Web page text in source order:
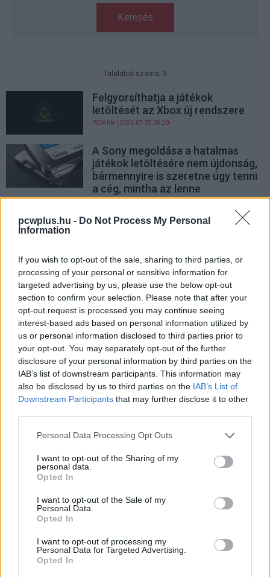
pcwplus.hu - Do Not Process My Personal
Information
If you wish to opt-out of the sale, sharing to third parties, or
processing of your personal or sensitive information for
targeted advertising by us, please use the below opt-out
section to confirm your selection. Please note that after your
opt-out request is processed you may continue seeing
interest-based ads based on personal information utilized by
us or personal information disclosed to third parties prior to
your opt-out. You may separately opt-out of the further
disclosure of your personal information by third parties on the
IAB’s list of downstream participants. This information may
also be disclosed by us to third parties on the IAB’s List of
Downstream Participants that may further disclose it to other
Please note that this website/app uses one or more Google
not limited to your visit or usage behaviour. You may click to
grant or deny consent to Google and its third-party tags to
use your data for below specified purposes in below Google
consent section.
Personal Data Processing Opt Outs
I want to opt-out of the Sharing of my
personal data.
Opted In
I want to opt-out of the Sale of my
Personal Data.
Opted In
I want to opt-out of processing my
Personal Data for Targeted Advertising.
Opted In
Keresés
Találatok száma: 3
Felgyorsíthatja a játékok
letöltését az Xbox új rendszere
PCW.lite | 2026.07.29 09:20
A Sony megoldása a hatalmas
játékok letöltésére nem újdonság,
bármennyire is szeretne úgy tenni
a cég, mintha az lenne
Sony: a világ még nem kész a csak